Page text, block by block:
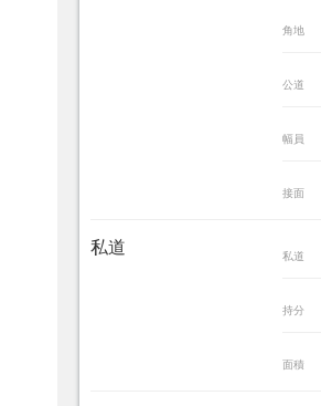
角地
公道
幅員
接面
私道 私道
持分
面積